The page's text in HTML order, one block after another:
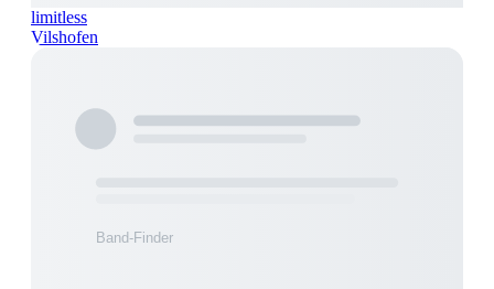
limitless
Vilshofen